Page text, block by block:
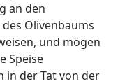
an den
Olivenbaums
und mögen
Speise
in der Tat von der